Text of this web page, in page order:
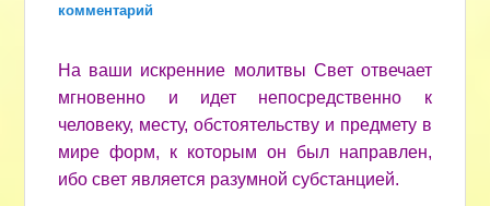
комментарий
На ваши искренние молитвы Свет отвечает
мгновенно и идет непосредственно к
человеку, месту, обстоятельству и предмету в
мире форм, к которым он был направлен,
ибо свет является разумной субстанцией.